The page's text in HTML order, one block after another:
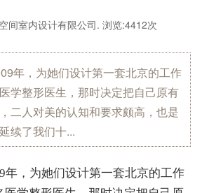
间室内设计有限公司. 浏览:4412次
年，为她们设计第一套北京的工作
学整形医生，那时决定把自己原有
二人对美的认知和要求颇高，也是
续了我们十...
年，为她们设计第一套北京的工作